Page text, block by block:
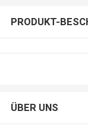
PRODUKT-
ÜBER UNS